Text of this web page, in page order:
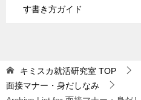
す書き方ガイド
キミスカ就活研究室 TOP
面接マナー・身だしなみ